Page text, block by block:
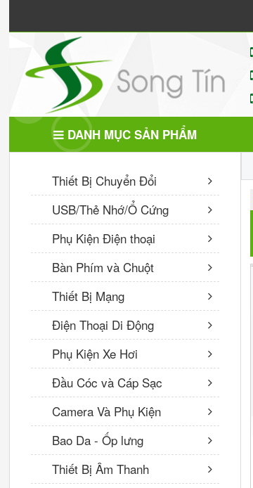
DANH MỤC SẢN PHẨM
Thiết Bị Chuyển Đổi
USB/Thẻ Nhớ/Ổ Cứng
Phụ Kiện Điện thoại
Bàn Phím và Chuột
Thiết Bị Mạng
Điện Thoại Di Động
Phụ Kiện Xe Hơi
Đầu Cóc và Cáp Sạc
Camera Và Phụ Kiện
Bao Da - Ốp lưng
Thiết Bị Âm Thanh
SẢN PHẨM MỚI
TEAMGROUP - USB 2.0
C142 32GB
VNĐ
Bộ 2 nút chơi Game
Joystick
30,000 VNĐ
Loa Không Dây
BOROFONE BR5,
Bluetooth 5.0, Nghe Nhạc,
gọi điện, FM, hỗ trợ thẻ
nhớ, USB
360,000 VNĐ
Quạt tản nhiệt điện thoại
60,000 VNĐ